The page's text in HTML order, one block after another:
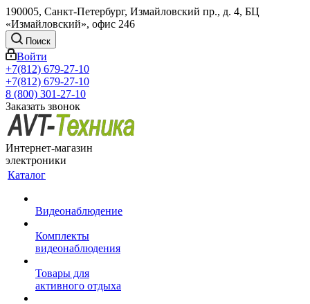
190005, Санкт-Петербург, Измайловский пр., д. 4, БЦ
«Измайловский», офис 246
Поиск
Войти
+7(812) 679-27-10
+7(812) 679-27-10
8 (800) 301-27-10
Заказать звонок
Интернет-магазин
электроники
Каталог
Видеонаблюдение
Комплекты
видеонаблюдения
Товары для
активного отдыха